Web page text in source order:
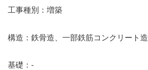
工事種別：増築
構造：鉄骨造、一部鉄筋コンクリート造
基礎：-